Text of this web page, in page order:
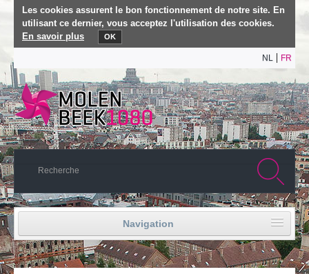
Les cookies assurent le bon fonctionnement de notre site. En
utilisant ce dernier, vous acceptez l'utilisation des cookies.
En savoir plus
OK
NL FR
Navigation
Accueil